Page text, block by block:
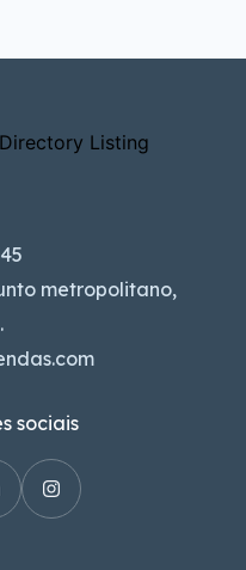
metropolitano,
sociais